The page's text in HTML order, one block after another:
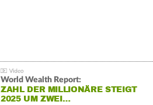
World Wealth Report:
ZAHL DER MILLIONÄRE STEIGT
2025 UM ZWEI…